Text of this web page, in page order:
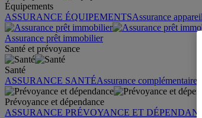
Équipements
ASSURANCE ÉQUIPEMENTSAssurance
Assurance prêt immobilier
Santé et prévoyance
Santé
ASSURANCE SANTÉAssurance complémentaire
Prévoyance et dépendance
ASSURANCE PRÉVOYANCE ET